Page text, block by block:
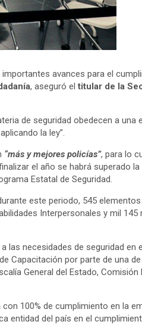
avances para el
, aseguró eltitular de la
de seguridad obedecen a
la ley”.
“más y mejores policías”, para lo
el año se habrá superado
Estatal de Seguridad.
este periodo, 545
Interpersonales y mil
necesidades de seguridad
Capacitación por parte de una
General del Estado,
100% de cumplimiento en la
entidad del país en el